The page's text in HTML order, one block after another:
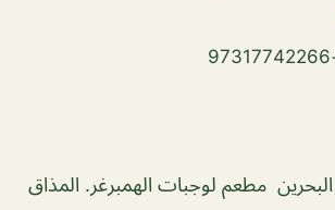
مطعم لوجبات الهمبرغر. المذاق